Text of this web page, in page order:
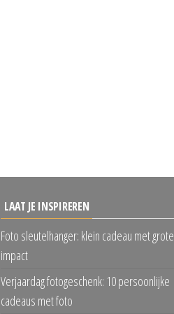
LAAT JE INSPIREREN
Foto sleutelhanger: klein cadeau met grote
impact
Verjaardag fotogeschenk: 10 persoonlijke
cadeaus met foto